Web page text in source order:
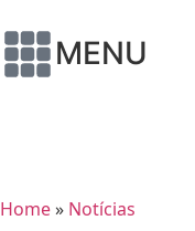
MENU
Home» Notícias